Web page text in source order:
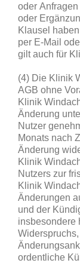
oder
oder
Klausel
per E-Mail
gilt auch für
(4) Die Klinik
AGB ohne
Klinik
Änderung
Nutzer
Monats nach
Änderung
Klinik
Nutzers zur
Klinik
Änderungen
und der
insbesondere
ordentliche